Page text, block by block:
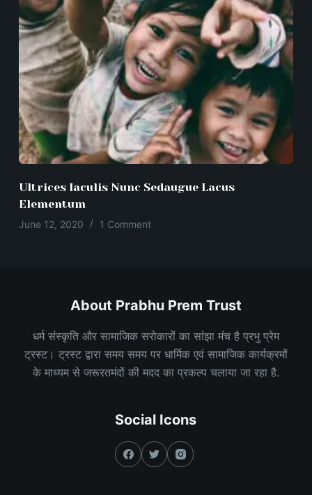
Ultrices Iaculis Nunc Sedaugue Lacus
Elementum
June 12, 2020 1 Comment
About Prabhu Prem Trust
धर्म संस्कृति और सामाजिक सरोकारों का सांझा मंच है प्रभु प्रेम
ट्रस्ट। ट्रस्ट द्वारा समय समय पर धार्मिक एवं सामाजिक कार्यक्रमों
के माध्यम से जरूरतमंदों की मदद का प्रकल्प चलाया जा रहा है.
Social Icons